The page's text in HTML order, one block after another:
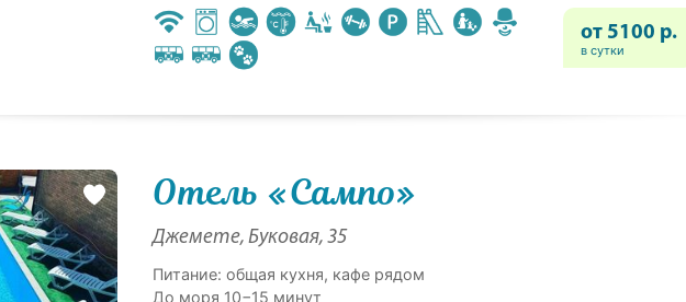
от 5100 р.
в сутки
Отель «Сампо»
Джемете, Буковая, 35
Питание: общая кухня, кафе рядом
До моря 10−15 минут